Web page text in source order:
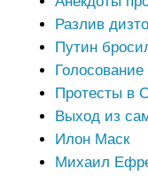
Разлив
Путин
Протесты в
Выход из
Илон Маск
Михаил